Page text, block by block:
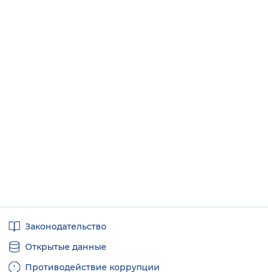
ссылкиЗаконодательство
Открытые данные
Противодействие коррупции